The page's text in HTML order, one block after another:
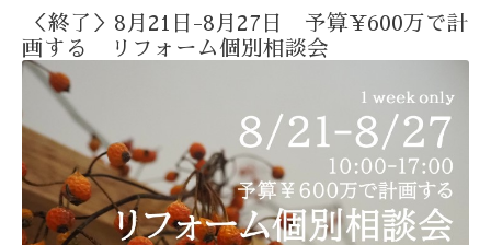
＜終了＞8月21日-8月27日 予算¥600万で計
画する リフォーム個別相談会